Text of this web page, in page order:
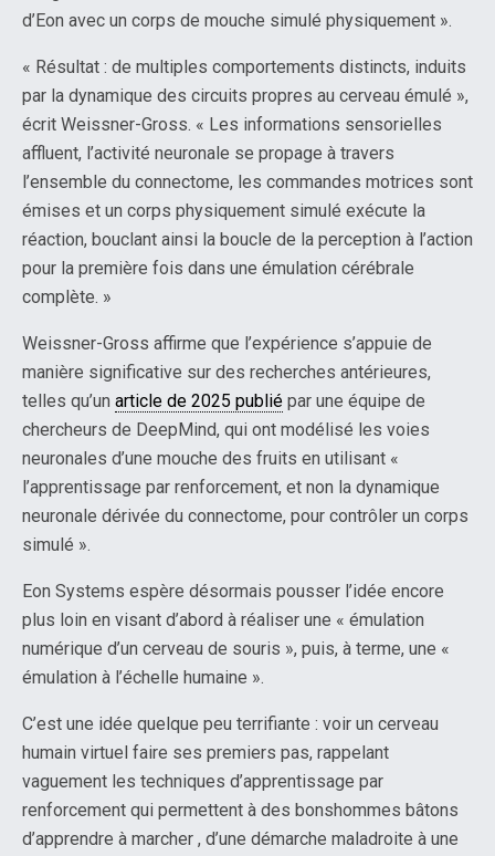
d’Eon avec un corps de mouche simulé physiquement ».
« Résultat : de multiples comportements distincts, induits
par la dynamique des circuits propres au cerveau émulé »,
écrit Weissner-Gross. « Les informations sensorielles
affluent, l’activité neuronale se propage à travers
l’ensemble du connectome, les commandes motrices sont
émises et un corps physiquement simulé exécute la
réaction, bouclant ainsi la boucle de la perception à l’action
pour la première fois dans une émulation cérébrale
complète. »
Weissner-Gross affirme que l’expérience s’appuie de
manière significative sur des recherches antérieures,
telles qu’un article de 2025 publié par une équipe de
chercheurs de DeepMind, qui ont modélisé les voies
neuronales d’une mouche des fruits en utilisant «
l’apprentissage par renforcement, et non la dynamique
neuronale dérivée du connectome, pour contrôler un corps
simulé ».
Eon Systems espère désormais pousser l’idée encore
plus loin en visant d’abord à réaliser une « émulation
numérique d’un cerveau de souris », puis, à terme, une «
émulation à l’échelle humaine ».
C’est une idée quelque peu terrifiante : voir un cerveau
humain virtuel faire ses premiers pas, rappelant
vaguement les techniques d’apprentissage par
renforcement qui permettent à des bonshommes bâtons
d’apprendre à marcher , d’une démarche maladroite à une